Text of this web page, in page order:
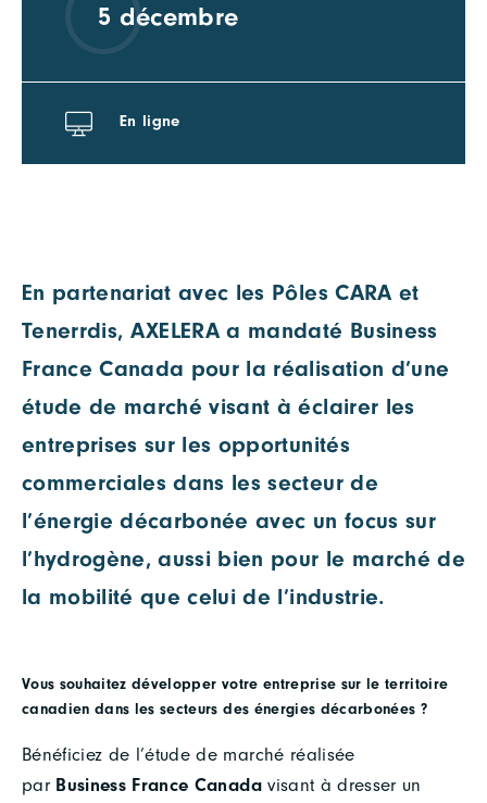
En partenariat avec les Pôles CARA et
Tenerrdis, AXELERA a mandaté Business
France Canada pour la réalisation d’une
étude de marché visant à éclairer les
entreprises sur les opportunités
commerciales dans les secteur de
l’énergie décarbonée avec un focus sur
l’hydrogène, aussi bien pour le marché de
la mobilité que celui de l’industrie.
Vous souhaitez développer votre entreprise sur le territoire
canadien dans les secteurs des énergies décarbonées ?
Bénéficiez de l’étude de marché réalisée
par Business France Canadavisant à dresser un
5 décembre
En ligne